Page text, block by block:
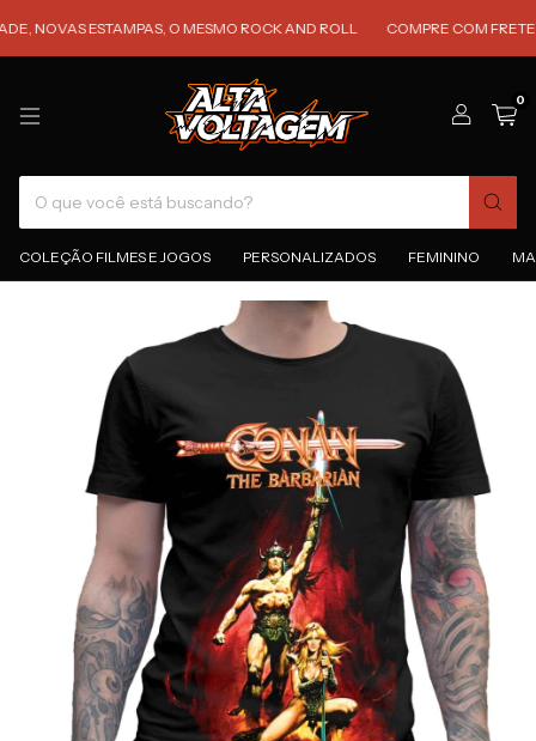
ESTAMPAS, O MESMO ROCK AND ROLL COMPRE COM FRETE
0
COLEÇÃO FILMES E JOGOS PERSONALIZADOS FEMININO